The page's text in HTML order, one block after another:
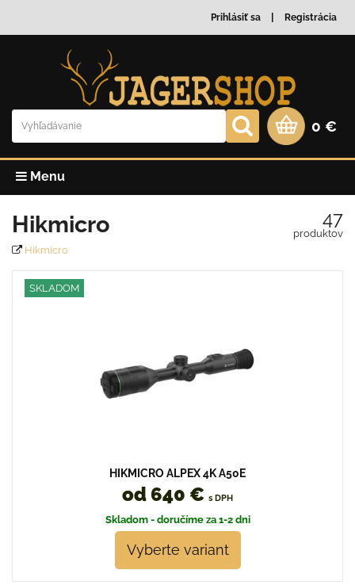
Prihlásiť sa Registrácia
0 €
Menu
Hikmicro
Hikmicro
47
produktov
SKLADOM
HIKMICRO ALPEX 4K A50E
od 640 € s DPH
Skladom - doručíme za 1-2 dni
Vyberte variant